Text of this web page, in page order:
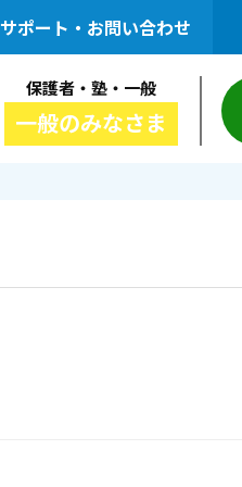
サポート・お問い合わせ
保護者・塾・一般
一般のみなさま